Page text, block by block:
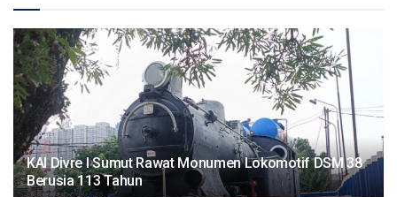
KAI Divre I Sumut Rawat Monumen Lokomotif DSM 38
Berusia 113 Tahun